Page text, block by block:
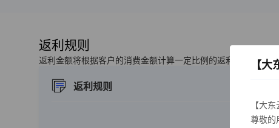
返利规则
返利金额将根据客户的消费金额计算一定比例的返利，鼓励推广
返利规则
【大
【大
尊敬的